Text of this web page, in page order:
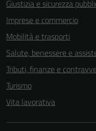
Giustizia e sicurezza
Imprese e commercio
Mobilità e trasporti
Salute, benessere e
Tributi, finanze e
Turismo
Vita lavorativa